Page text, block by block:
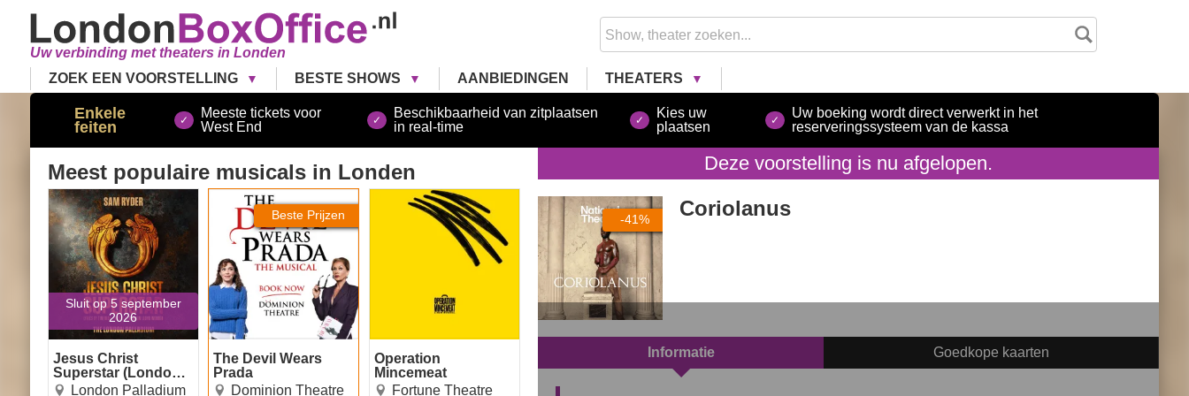
Uw verbinding met theaters in Londen
ZOEK EEN VOORSTELLING
BESTE SHOWS AANBIEDINGEN THEATERS
Enkele
feiten
Meeste tickets voor
West End
Beschikbaarheid van zitplaatsen
in real-time
Kies uw
plaatsen
Uw boeking wordt direct verwerkt in het
reserveringssysteem van de kassa
Deze voorstelling is nu afgelopen.
-41% Coriolanus
Informatie Goedkope kaarten
Meest populaire musicalsin Londen
Sluit op 5 september
2026
Jesus Christ
Superstar (London
Palladium)
London Palladium
Jesus Christ Superstar
(London Palladium)
Beste Prijzen
The Devil Wears
Prada
Dominion Theatre
The Devil Wears Prada
Operation
Mincemeat
Fortune Theatre
Operation Mincemeat